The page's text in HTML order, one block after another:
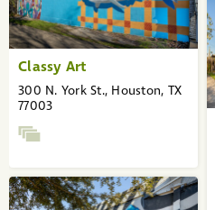
Classy Art
300 N. York St., Houston, TX
77003